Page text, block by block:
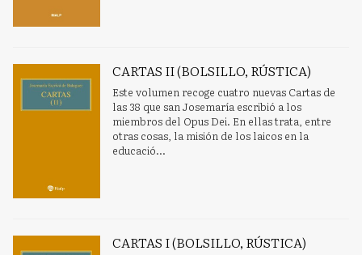
CARTAS II (BOLSILLO, RÚSTICA)
Este volumen recoge cuatro nuevas Cartas de
las 38 que san Josemaría escribió a los
miembros del Opus Dei. En ellas trata, entre
otras cosas, la misión de los laicos en la
educació...
CARTAS I (BOLSILLO, RÚSTICA)